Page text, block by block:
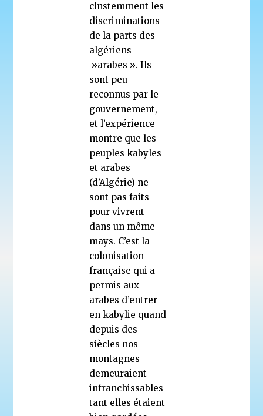
clnstemment les
discriminations
de la parts des
algériens
»arabes ». Ils
sont peu
reconnus par le
gouvernement,
et l’expérience
montre que les
peuples kabyles
et arabes
(d’Algérie) ne
sont pas faits
pour vivrent
dans un même
mays. C’est la
colonisation
française qui a
permis aux
arabes d’entrer
en kabylie quand
depuis des
siècles nos
montagnes
demeuraient
infranchissables
tant elles étaient